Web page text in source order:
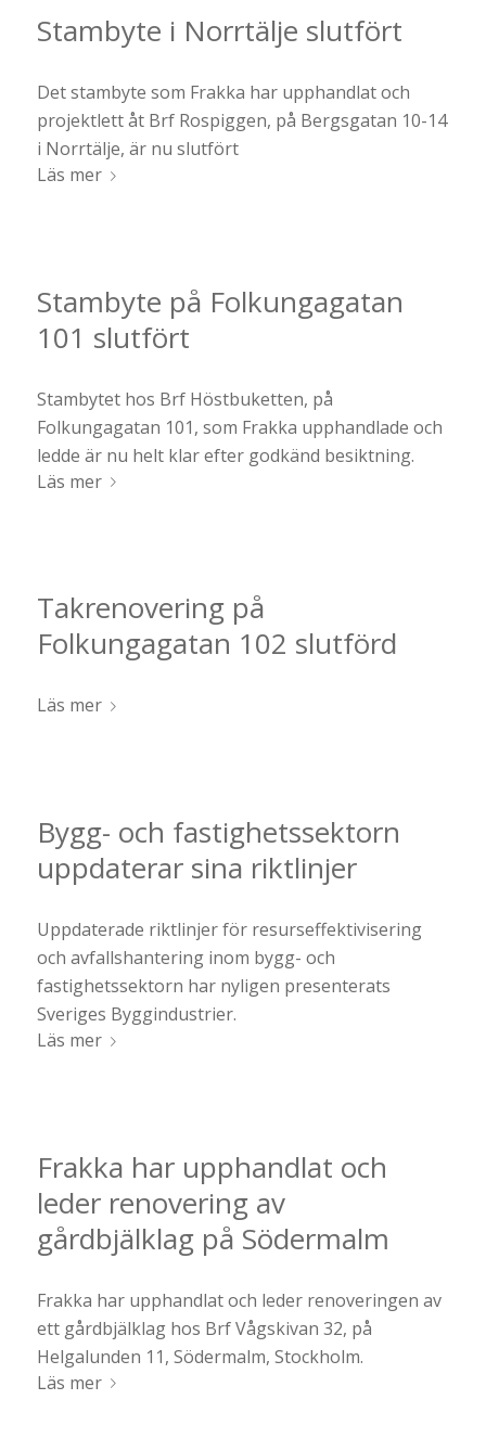
Stambyte i Norrtälje slutfört
Det stambyte som Frakka har upphandlat och
projektlett åt Brf Rospiggen, på Bergsgatan 10-14
i Norrtälje, är nu slutfört
Läs mer
Stambyte på Folkungagatan
101 slutfört
Stambytet hos Brf Höstbuketten, på
Folkungagatan 101, som Frakka upphandlade och
ledde är nu helt klar efter godkänd besiktning.
Läs mer
Takrenovering på
Folkungagatan 102 slutförd
Läs mer
Bygg- och fastighetssektorn
uppdaterar sina riktlinjer
Uppdaterade riktlinjer för resurseffektivisering
och avfallshantering inom bygg- och
fastighetssektorn har nyligen presenterats
Sveriges Byggindustrier.
Läs mer
Frakka har upphandlat och
leder renovering av
gårdbjälklag på Södermalm
Frakka har upphandlat och leder renoveringen av
ett gårdbjälklag hos Brf Vågskivan 32, på
Helgalunden 11, Södermalm, Stockholm.
Läs mer